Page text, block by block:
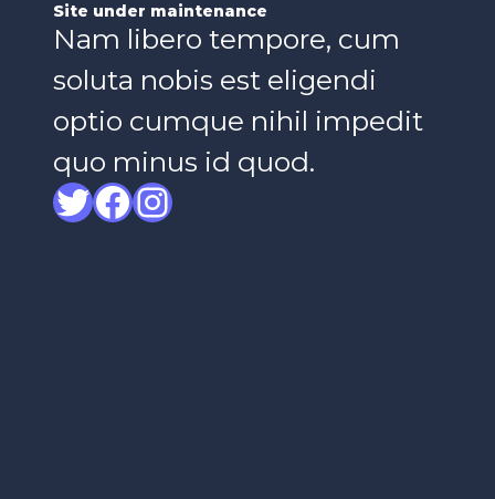
Site under maintenance
Nam libero tempore, cum
soluta nobis est eligendi
optio cumque nihil impedit
quo minus id quod.
Twitter
Facebook
Instagram